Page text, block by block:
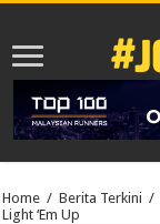
Home / Berita Terkini /
Light ‘Em Up